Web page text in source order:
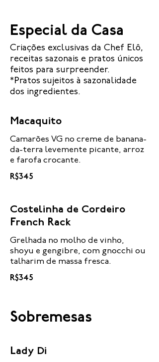
Especial da Casa
Criações exclusivas da Chef Elô,
receitas sazonais e pratos únicos
feitos para surpreender.
*Pratos sujeitos à sazonalidade
dos ingredientes.
Macaquito
Camarões VG no creme de banana-
da-terra levemente picante, arroz
e farofa crocante.
R$345
Costelinha de Cordeiro
French Rack
Grelhada no molho de vinho,
shoyu e gengibre, com gnocchi ou
talharim de massa fresca.
R$345
Sobremesas
Lady Di